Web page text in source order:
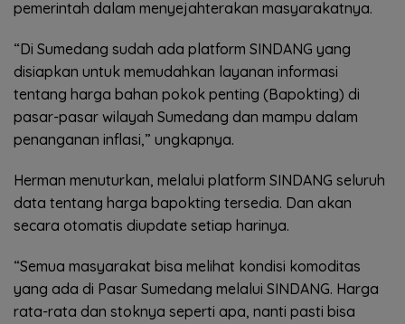
pemerintah dalam menyejahterakan masyarakatnya.
“Di Sumedang sudah ada platform SINDANG yang
disiapkan untuk memudahkan layanan informasi
tentang harga bahan pokok penting (Bapokting) di
pasar-pasar wilayah Sumedang dan mampu dalam
penanganan inflasi,” ungkapnya.
Herman menuturkan, melalui platform SINDANG seluruh
data tentang harga bapokting tersedia. Dan akan
secara otomatis diupdate setiap harinya.
“Semua masyarakat bisa melihat kondisi komoditas
yang ada di Pasar Sumedang melalui SINDANG. Harga
rata-rata dan stoknya seperti apa, nanti pasti bisa